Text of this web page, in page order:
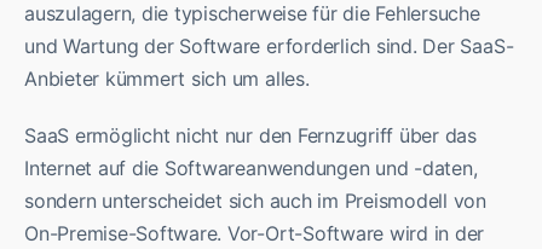
auszulagern, die typischerweise für die Fehlersuche
und Wartung der Software erforderlich sind. Der SaaS-
Anbieter kümmert sich um alles.
SaaS ermöglicht nicht nur den Fernzugriff über das
Internet auf die Softwareanwendungen und -daten,
sondern unterscheidet sich auch im Preismodell von
On-Premise-Software. Vor-Ort-Software wird in der